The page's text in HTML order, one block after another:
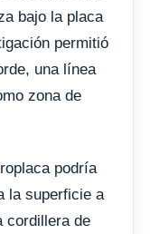
bajo la placa
permitió
una línea
zona de
podría
la superficie a
cordillera de